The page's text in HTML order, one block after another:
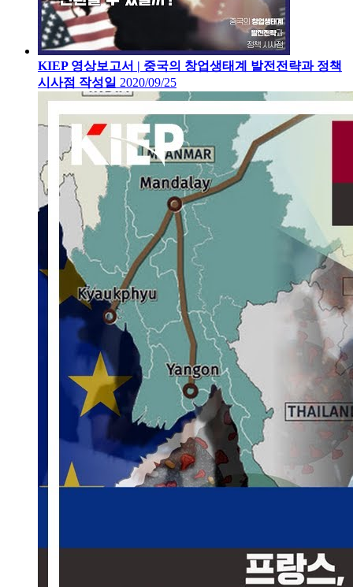
KIEP 영상보고서 | 중국의 창업생태계 발전전략과 정책
시사점 작성일 2020/09/25